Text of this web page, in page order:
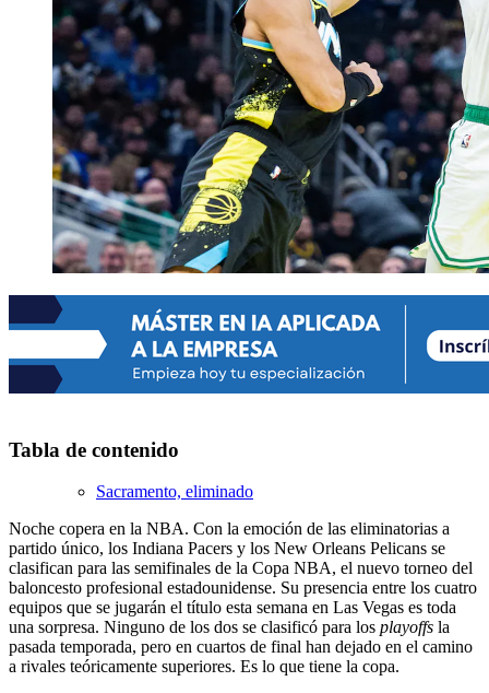
Tabla de contenido
Sacramento, eliminado
Noche copera en la NBA. Con la emoción de las eliminatorias a
partido único, los Indiana Pacers y los New Orleans Pelicans se
clasifican para las semifinales de la Copa NBA, el nuevo torneo del
baloncesto profesional estadounidense. Su presencia entre los cuatro
equipos que se jugarán el título esta semana en Las Vegas es toda
una sorpresa. Ninguno de los dos se clasificó para los playoffs la
pasada temporada, pero en cuartos de final han dejado en el camino
a rivales teóricamente superiores. Es lo que tiene la copa.